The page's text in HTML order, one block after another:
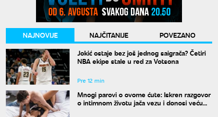
NAJNOVIJE NAJČITANIJE
POVEZANO
Jokić ostaje bez još jednog saigrača? Četiri
NBA ekipe stale u red za Votsona
Pre 12 min
Mnogi parovi o ovome ćute: Iskren razgovor
o intimnom životu jača vezu i donosi veću